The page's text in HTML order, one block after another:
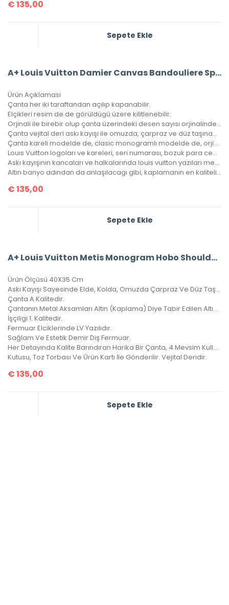
€135,00
Sepete Ekle
A+ Louis Vuitton Damier Canvas Bandouliere Speedy 30’Luk Vejital Deri
Ürün Açıklaması
Çanta her iki taraftandan açılıp kapanabilir.
Elçikleri resim de de görüldügü üzere kilitlenebilir.
Orjinali ile birebir olup çanta üzerindeki desen sayısı orjinalinde ki ile aynıdır.
Çanta vejital deri askı kayışı ile omuzda, çarpraz ve düz taşınabilir.
Çanta kareli modelde de, clasic monogramlı modelde de, orjinalinde ki kare sayısı ile çantamızdaki kare sayıları eşittir.
Louıs Vuitton logoları ve kareleri, seri numarası, bozuk para cebi ile birebir aynıdır.
Askı kayışının kancaları ve halkalarında louis vuitton yazıları mevcuttur ve metal aksamları altın banyodur.
Altın banyo adından da anlaşılacagı gibi, kaplamanın en kaliteli olanıdır. Ömürlüktür, kararma yapmaz.
€135,00
Sepete Ekle
A+ Louis Vuitton Metis Monogram Hobo Shoulder Bag CRL327
Ürün Ölçüsü 40X35 Cm
Askı Kayışı Sayesinde Elde, Kolda, Omuzda Çarpraz Ve Düz Taşınabilir.
Çanta A Kalitedir.
Çantanın Metal Aksamları Altın (Kaplama) Diye Tabir Edilen Altın Banyodur, Yıllarca Kararma Yapmaz.
İşçiligi 1. Kalitedir.
Fermuar Elciklerinde LV Yazılıdır.
Sağlam Ve Estetik Demir Diş Fermuar.
Her Detayında Kalite Barındıran Harika Bir Çanta, 4 Mevsim Kullanılabilir.
Kutusu, Toz Torbası Ve Ürün Kartı İle Gönderilir. Vejital Deridir.
€135,00
Sepete Ekle